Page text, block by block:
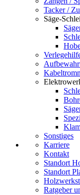
Tacker /
Säge-
Sonstiges
Karriere
Kontakt
Standort
Standort
Ratgeber